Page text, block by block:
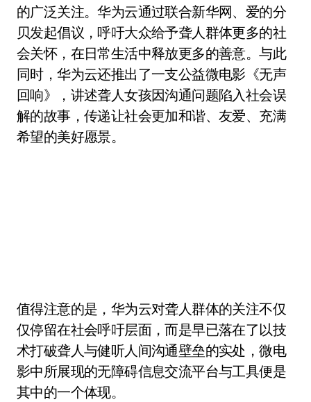
的广泛关注。华为云通过联合新华网、爱的分
贝发起倡议，呼吁大众给予聋人群体更多的社
会关怀，在日常生活中释放更多的善意。与此
同时，华为云还推出了一支公益微电影《无声
回响》，讲述聋人女孩因沟通问题陷入社会误
解的故事，传递让社会更加和谐、友爱、充满
希望的美好愿景。
值得注意的是，华为云对聋人群体的关注不仅
仅停留在社会呼吁层面，而是早已落在了以技
术打破聋人与健听人间沟通壁垒的实处，微电
影中所展现的无障碍信息交流平台与工具便是
其中的一个体现。